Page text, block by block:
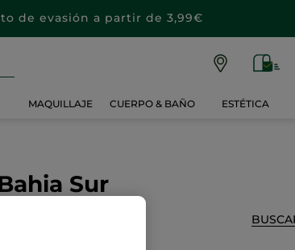
de evasión a partir de 3,99€
MAQUILLAJE CUERPO & BAÑO ESTÉTICA
Sur